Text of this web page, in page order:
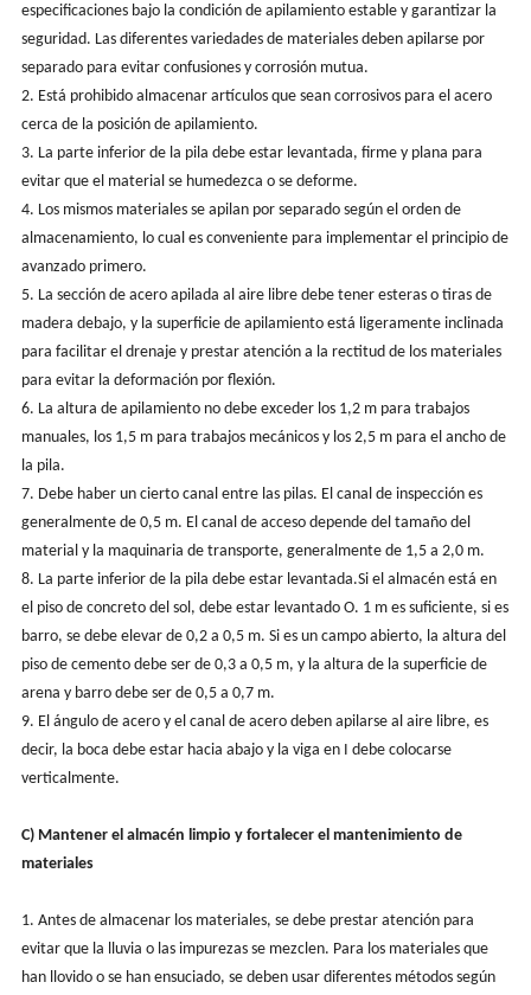
especificaciones bajo la condición de apilamiento estable y garantizar la
seguridad. Las diferentes variedades de materiales deben apilarse por
separado para evitar confusiones y corrosión mutua.
2. Está prohibido almacenar artículos que sean corrosivos para el acero
cerca de la posición de apilamiento.
3. La parte inferior de la pila debe estar levantada, firme y plana para
evitar que el material se humedezca o se deforme.
4. Los mismos materiales se apilan por separado según el orden de
almacenamiento, lo cual es conveniente para implementar el principio de
avanzado primero.
5. La sección de acero apilada al aire libre debe tener esteras o tiras de
madera debajo, y la superficie de apilamiento está ligeramente inclinada
para facilitar el drenaje y prestar atención a la rectitud de los materiales
para evitar la deformación por flexión.
6. La altura de apilamiento no debe exceder los 1,2 m para trabajos
manuales, los 1,5 m para trabajos mecánicos y los 2,5 m para el ancho de
la pila.
7. Debe haber un cierto canal entre las pilas. El canal de inspección es
generalmente de 0,5 m. El canal de acceso depende del tamaño del
material y la maquinaria de transporte, generalmente de 1,5 a 2,0 m.
8. La parte inferior de la pila debe estar levantada.Si el almacén está en
el piso de concreto del sol, debe estar levantado O. 1 m es suficiente, si es
barro, se debe elevar de 0,2 a 0,5 m. Si es un campo abierto, la altura del
piso de cemento debe ser de 0,3 a 0,5 m, y la altura de la superficie de
arena y barro debe ser de 0,5 a 0,7 m.
9. El ángulo de acero y el canal de acero deben apilarse al aire libre, es
decir, la boca debe estar hacia abajo y la viga en I debe colocarse
verticalmente.
C) Mantener el almacén limpio y fortalecer el mantenimiento de
materiales
1. Antes de almacenar los materiales, se debe prestar atención para
evitar que la lluvia o las impurezas se mezclen. Para los materiales que
han llovido o se han ensuciado, se deben usar diferentes métodos según